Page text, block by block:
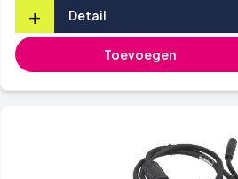
+ Detail
Toevoegen